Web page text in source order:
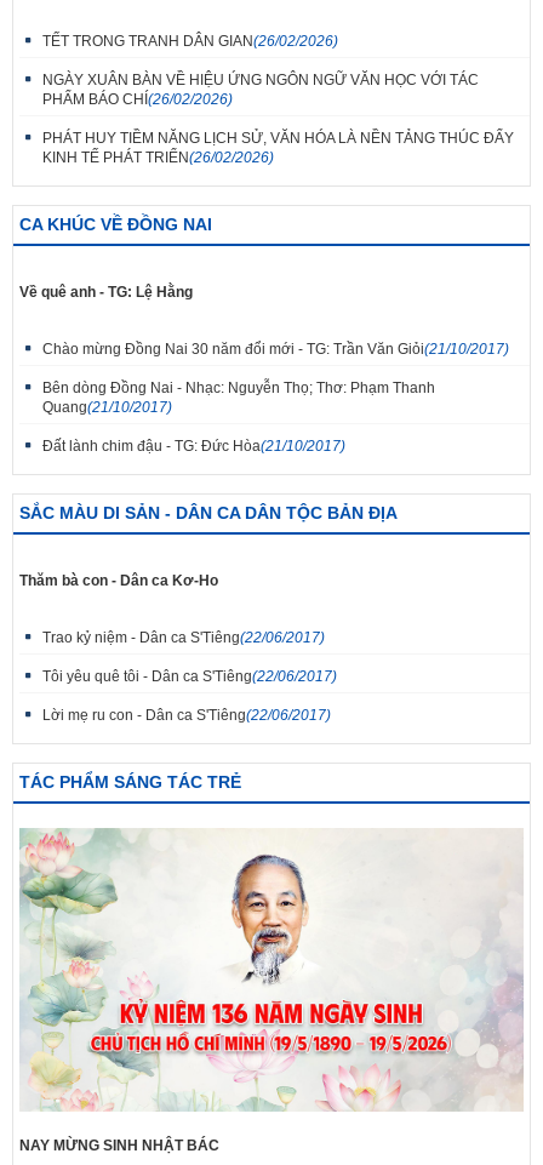
TẾT TRONG TRANH DÂN GIAN(26/02/2026)
NGÀY XUÂN BÀN VỀ HIỆU ỨNG NGÔN NGỮ VĂN HỌC VỚI TÁC
PHẨM BÁO CHÍ (26/02/2026)
PHÁT HUY TIỀM NĂNG LỊCH SỬ, VĂN HÓA LÀ NỀN TẢNG THÚC ĐẨY
KINH TẾ PHÁT TRIỂN(26/02/2026)
CA KHÚC VỀ ĐỒNG NAI
Về quê anh - TG: Lệ Hằng
Chào mừng Đồng Nai 30 năm đổi mới - TG: Trần Văn Giỏi(21/10/2017)
Bên dòng Đồng Nai - Nhạc: Nguyễn Thọ; Thơ: Phạm Thanh
Quang(21/10/2017)
Đất lành chim đậu - TG: Đức Hòa(21/10/2017)
SẮC MÀU DI SẢN - DÂN CA DÂN TỘC BẢN ĐỊA
Thăm bà con - Dân ca Kơ-Ho
Trao kỷ niệm - Dân ca S'Tiêng(22/06/2017)
Tôi yêu quê tôi - Dân ca S'Tiêng(22/06/2017)
Lời mẹ ru con - Dân ca S'Tiêng(22/06/2017)
TÁC PHẨM SÁNG TÁC TRẺ
NAY MỪNG SINH NHẬT BÁC